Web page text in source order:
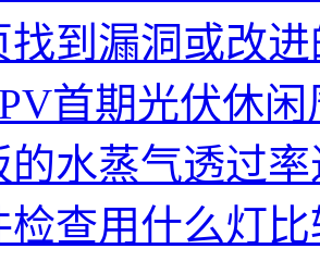
找到漏洞或改
首期光伏休
的水蒸气透过
检查用什么灯